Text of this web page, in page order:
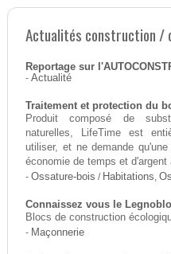
Actualités construction /
Reportage sur
- Actualité
Traitement et protection du
Produit composé de
naturelles, LifeTime est
utiliser, et ne demande
économie de temps et d'argent
- Ossature-bois / Habitations,
Connaissez vous le
Blocs de construction
- Maçonnerie